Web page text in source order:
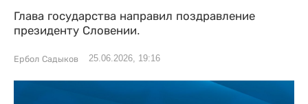
Глава государства направил поздравление
президенту Словении.
Ербол Садыков 25.06.2026, 19:16